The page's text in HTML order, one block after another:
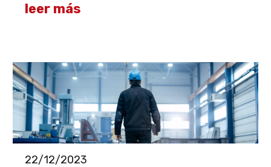
leer más
22/12/2023